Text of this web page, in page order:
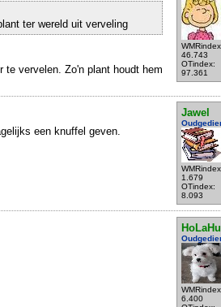
46.743
OTindex:
97.361
ter wereld uit verveling
vervelen. Zo'n plant houdt hem
Jawel
1.679
OTindex:
8.093
een knuffel geven.
HoLaHu
6.400